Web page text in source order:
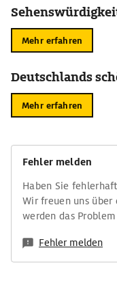
Mehr erfahren
Deutschlands
Mehr erfahren
Fehler melden
Haben Sie
Wir freuen uns über
werden das
Fehler melden